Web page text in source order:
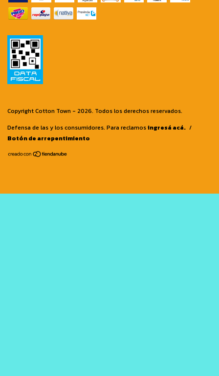
Copyright Cotton Town - 2026. Todos los derechos reservados.
Defensa de las y los consumidores. Para reclamosingresá acá. /
Botón de arrepentimiento